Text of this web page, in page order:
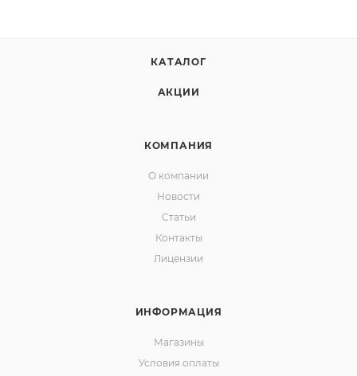
КАТАЛОГ
АКЦИИ
КОМПАНИЯ
О компании
Новости
Статьи
Контакты
Лицензии
ИНФОРМАЦИЯ
Магазины
Условия оплаты